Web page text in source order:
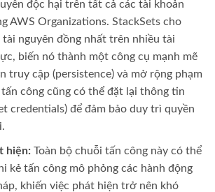
độc hại trên tất cả các tài khoản
AWS Organizations. StackSets cho
nguyên đồng nhất trên nhiều tài
biến nó thành một công cụ mạnh mẽ
truy cập (persistence) và mở rộng phạm
công cũng có thể đặt lại thông tin
credentials) để đảm bảo duy trì quyền
hiện:Toàn bộ chuỗi tấn công này có thể
kẻ tấn công mô phỏng các hành động
khiến việc phát hiện trở nên khó